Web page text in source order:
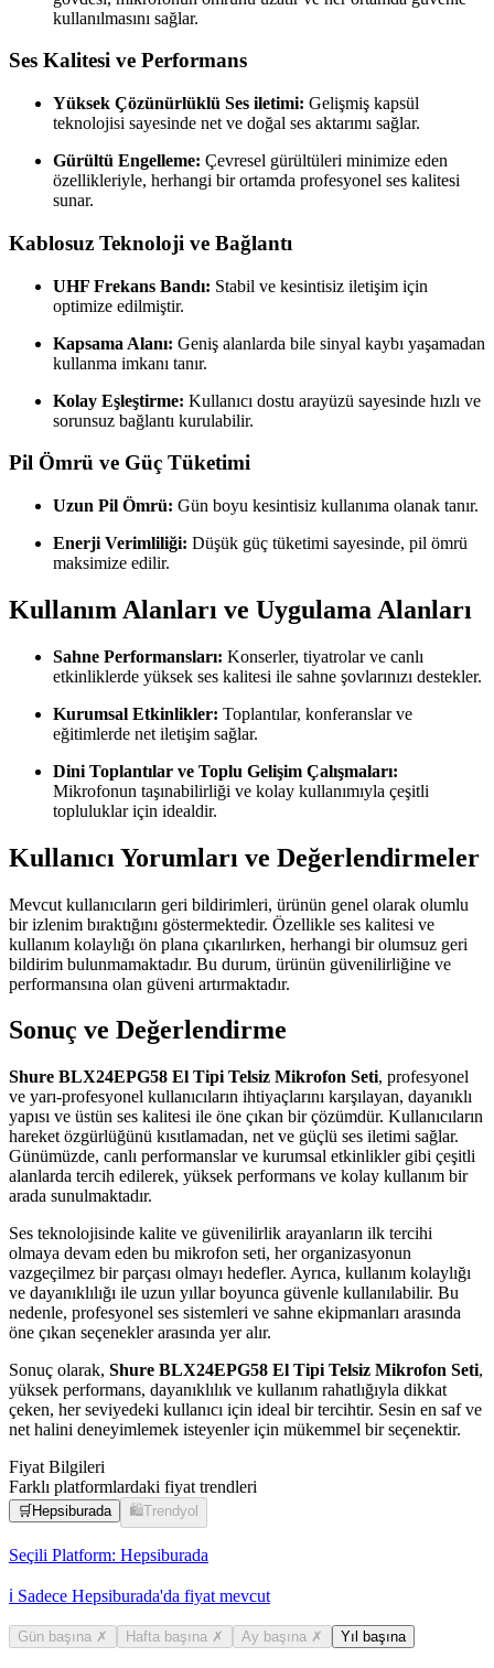
kullanılmasını sağlar.
Ses Kalitesi ve Performans
Yüksek Çözünürlüklü Ses iletimi: Gelişmiş kapsül
teknolojisi sayesinde net ve doğal ses aktarımı sağlar.
Gürültü Engelleme: Çevresel gürültüleri minimize eden
özellikleriyle, herhangi bir ortamda profesyonel ses kalitesi
sunar.
Kablosuz Teknoloji ve Bağlantı
UHF Frekans Bandı: Stabil ve kesintisiz iletişim için
optimize edilmiştir.
Kapsama Alanı: Geniş alanlarda bile sinyal kaybı yaşamadan
kullanma imkanı tanır.
Kolay Eşleştirme: Kullanıcı dostu arayüzü sayesinde hızlı ve
sorunsuz bağlantı kurulabilir.
Pil Ömrü ve Güç Tüketimi
Uzun Pil Ömrü: Gün boyu kesintisiz kullanıma olanak tanır.
Enerji Verimliliği: Düşük güç tüketimi sayesinde, pil ömrü
maksimize edilir.
Kullanım Alanları ve Uygulama Alanları
Sahne Performansları: Konserler, tiyatrolar ve canlı
etkinliklerde yüksek ses kalitesi ile sahne şovlarınızı destekler.
Kurumsal Etkinlikler: Toplantılar, konferanslar ve
eğitimlerde net iletişim sağlar.
Dini Toplantılar ve Toplu Gelişim Çalışmaları:
Mikrofonun taşınabilirliği ve kolay kullanımıyla çeşitli
topluluklar için idealdir.
Kullanıcı Yorumları ve Değerlendirmeler
Mevcut kullanıcıların geri bildirimleri, ürünün genel olarak olumlu
bir izlenim bıraktığını göstermektedir. Özellikle ses kalitesi ve
kullanım kolaylığı ön plana çıkarılırken, herhangi bir olumsuz geri
bildirim bulunmamaktadır. Bu durum, ürünün güvenilirliğine ve
performansına olan güveni artırmaktadır.
Sonuç ve Değerlendirme
Shure BLX24EPG58 El Tipi Telsiz Mikrofon Seti, profesyonel
ve yarı-profesyonel kullanıcıların ihtiyaçlarını karşılayan, dayanıklı
yapısı ve üstün ses kalitesi ile öne çıkan bir çözümdür. Kullanıcıların
hareket özgürlüğünü kısıtlamadan, net ve güçlü ses iletimi sağlar.
Günümüzde, canlı performanslar ve kurumsal etkinlikler gibi çeşitli
alanlarda tercih edilerek, yüksek performans ve kolay kullanım bir
arada sunulmaktadır.
Ses teknolojisinde kalite ve güvenilirlik arayanların ilk tercihi
olmaya devam eden bu mikrofon seti, her organizasyonun
vazgeçilmez bir parçası olmayı hedefler. Ayrıca, kullanım kolaylığı
ve dayanıklılığı ile uzun yıllar boyunca güvenle kullanılabilir. Bu
nedenle, profesyonel ses sistemleri ve sahne ekipmanları arasında
öne çıkan seçenekler arasında yer alır.
Sonuç olarak, Shure BLX24EPG58 El Tipi Telsiz Mikrofon Seti,
yüksek performans, dayanıklılık ve kullanım rahatlığıyla dikkat
çeken, her seviyedeki kullanıcı için ideal bir tercihtir. Sesin en saf ve
net halini deneyimlemek isteyenler için mükemmel bir seçenektir.
Fiyat Bilgileri
Farklı platformlardaki fiyat trendleri
🛒 Hepsiburada 🛍️Trendyol
Seçili Platform: Hepsiburada
ℹ️ Sadece Hepsiburada'da fiyat mevcut
Gün başına ✗ Hafta başına ✗ Ay başına ✗ Yıl başına